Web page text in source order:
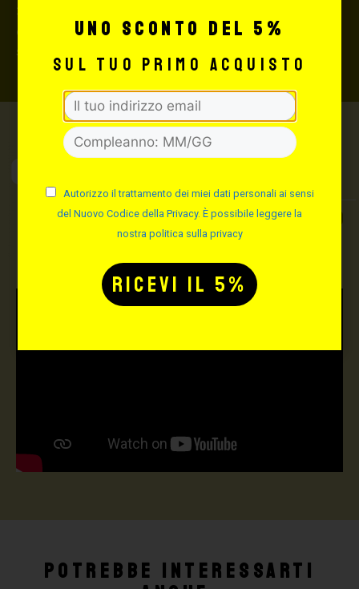
3,5% sul valore totale del carrello, da richiedere prima
di concludere il pagamento al seguente indirizzo:
shop@maxsignorello.it
Max Signorello
TUTTO PER IL TUO
TATTOO STUDIO
Potrebbe interessarti
uno sconto del 5%
sul tuo primo acquisto
Autorizzo il trattamento dei miei dati personali ai sensi
del Nuovo Codice della Privacy. È possibile leggere la
nostra politica sulla privacy